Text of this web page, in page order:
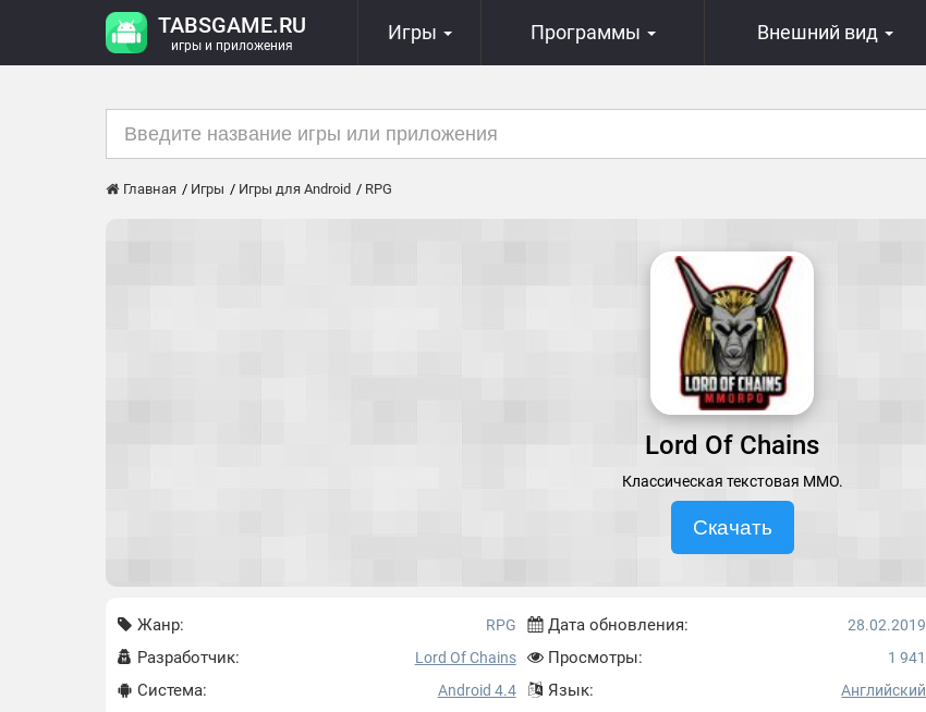
TABSGAME.RU
игры и приложения
Игры Программы Внешний вид
Главная Игры Игры для Android RPG
Lord Of Chains
Классическая текстовая MMO.
Скачать
Жанр: RPG
Разработчик: Lord Of Chains
Система: Android 4.4
Дата обновления: 28.02.2019
Просмотры: 1 941
Язык: Английский